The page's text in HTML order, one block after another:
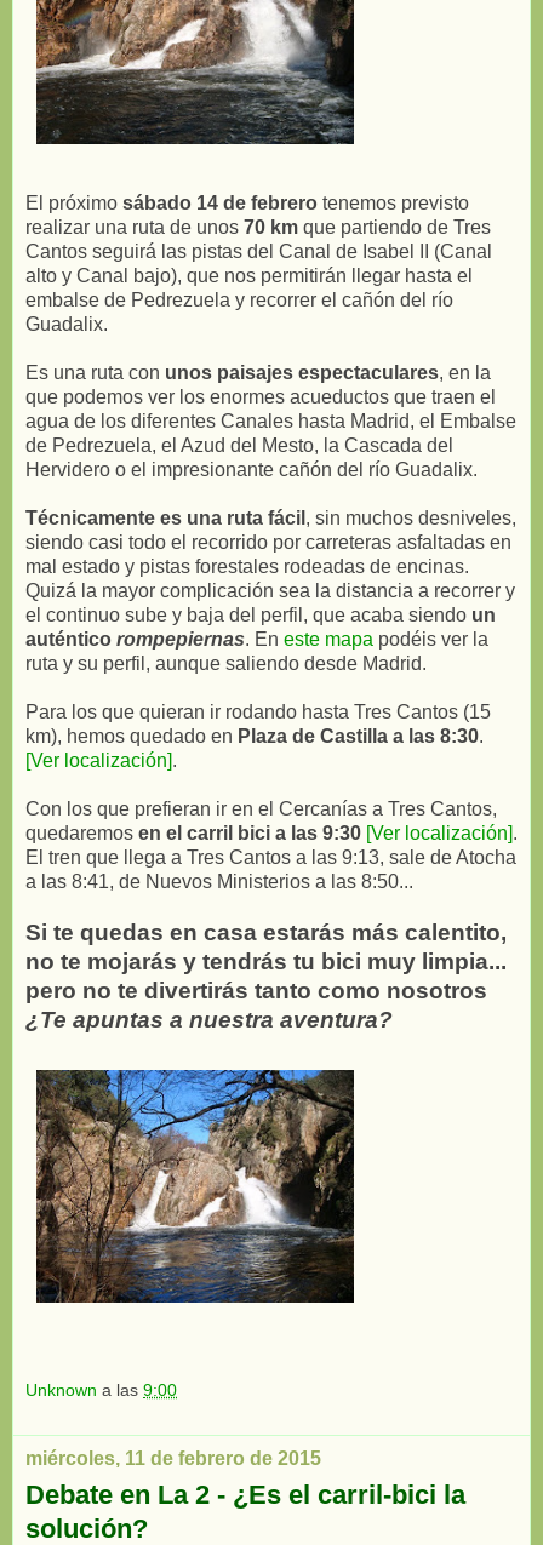
El próximo sábado 14 de febrero tenemos previsto
realizar una ruta de unos 70 km que partiendo de Tres
Cantos seguirá las pistas del Canal de Isabel II (Canal
alto y Canal bajo), que nos permitirán llegar hasta el
embalse de Pedrezuela y recorrer el cañón del río
Guadalix.
Es una ruta con unos paisajes espectaculares, en la
que podemos ver los enormes acueductos que traen el
agua de los diferentes Canales hasta Madrid, el Embalse
de Pedrezuela, el Azud del Mesto, la Cascada del
Hervidero o el impresionante cañón del río Guadalix.
Técnicamente es una ruta fácil , sin muchos desniveles,
siendo casi todo el recorrido por carreteras asfaltadas en
mal estado y pistas forestales rodeadas de encinas.
Quizá la mayor complicación sea la distancia a recorrer y
el continuo sube y baja del perfil, que acaba siendo un
auténtico rompepiernas. En este mapa podéis ver la
ruta y su perfil, aunque saliendo desde Madrid.
Para los que quieran ir rodando hasta Tres Cantos (15
km), hemos quedado en Plaza de Castilla a las 8:30.
[Ver localización].
Con los que prefieran ir en el Cercanías a Tres Cantos,
quedaremos en el carril bici a las 9:30 [Ver localización].
El tren que llega a Tres Cantos a las 9:13, sale de Atocha
a las 8:41, de Nuevos Ministerios a las 8:50...
Si te quedas en casa estarás más calentito,
no te mojarás y tendrás tu bici muy limpia...
pero no te divertirás tanto como nosotros
¿Te apuntas a nuestra aventura?
Unknown a las 9:00
miércoles, 11 de febrero de 2015
Debate en La 2 - ¿Es el carril-bici la
solución?